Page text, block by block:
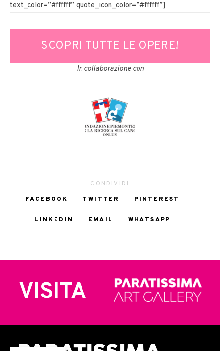
text_color=”#ffffff” quote_icon_color=”#ffffff”]
SCOPRI TUTTE LE OPERE!
In collaborazione con
CONDIVIDI
FACEBOOK
TWITTER PINTEREST
LINKEDIN EMAIL WHATSAPP
VISITA